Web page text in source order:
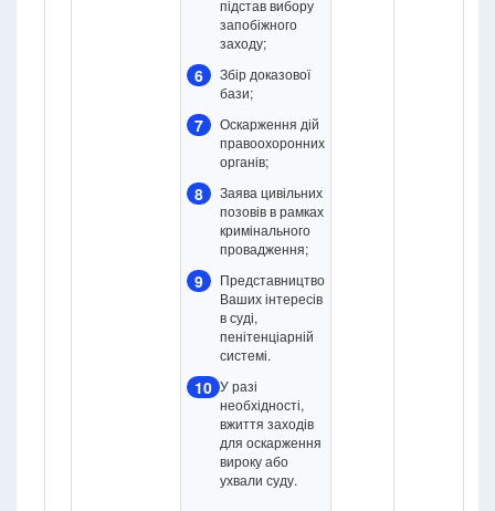
підстав вибору
запобіжного
заходу;
6
Збір доказової
бази;
7
Оскарження дій
правоохоронних
органів;
8
Заява цивільних
позовів в рамках
кримінального
провадження;
9
Представництво
Ваших інтересів
в суді,
пенітенціарній
системі.
10 У разі
необхідності,
вжиття заходів
для оскарження
вироку або
ухвали суду.